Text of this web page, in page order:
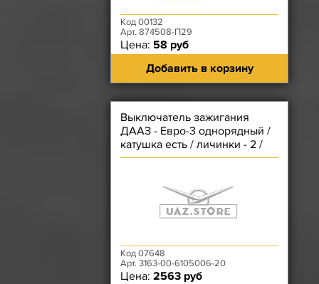
Код 00132
Арт. 874508-П29
Цена: 58 руб
Добавить в корзину
Выключатель зажигания
ДААЗ - Евро-3 однорядный /
катушка есть / личинки - 2 /
под пульт
Код 07648
Арт. 3163-00-6105006-20
Цена: 2563 руб